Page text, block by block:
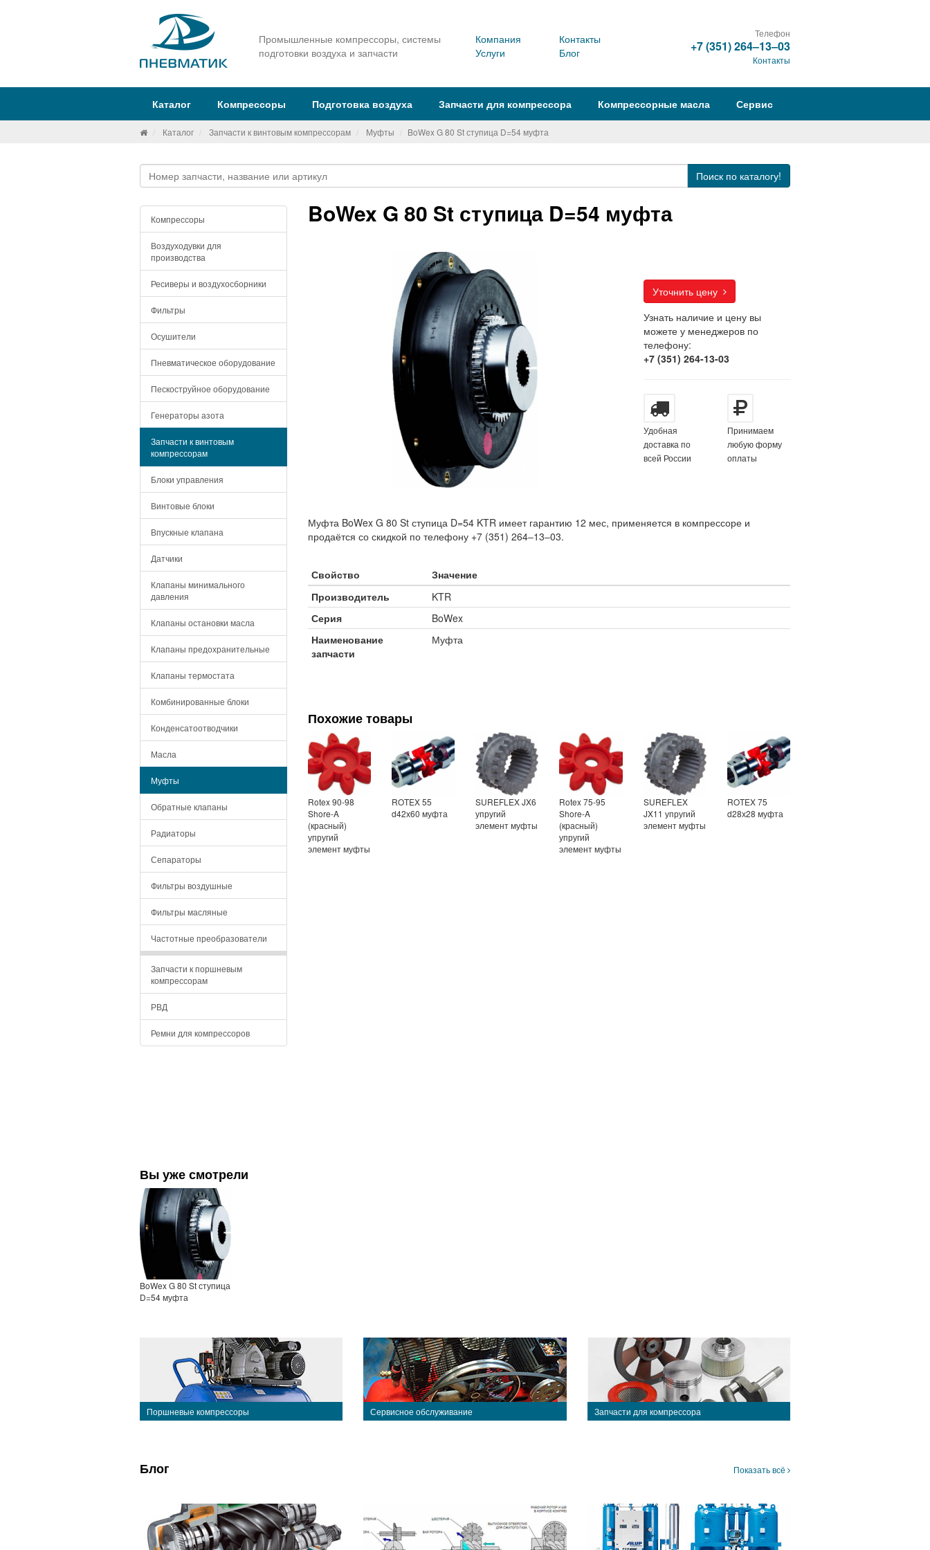
Промышленные компрессоры, системы
подготовки воздуха и запчасти
Компания
Услуги
Контакты
Блог
Телефон
+7 (351) 264‒13‒03
Контакты
Каталог Компрессоры Подготовка воздуха Запчасти для компрессора Компрессорные масла Сервис
Каталог Запчасти к винтовым компрессорам Муфты BoWex G 80 St ступица D=54 муфта
Поиск по каталогу!
Компрессоры
Воздуходувки для
производства
Ресиверы и воздухосборники
Фильтры
Осушители
Пневматическое оборудование
Пескоструйное оборудование
Генераторы азота
Запчасти к винтовым
компрессорам
Блоки управления
Винтовые блоки
Впускные клапана
Датчики
Клапаны минимального
давления
Клапаны остановки масла
Клапаны предохранительные
Клапаны термостата
Комбинированные блоки
Конденсатоотводчики
Масла
Муфты
Обратные клапаны
Радиаторы
Сепараторы
Фильтры воздушные
Фильтры масляные
Частотные преобразователи
Запчасти к поршневым
компрессорам
РВД
Ремни для компрессоров
BoWex G 80 St ступица D=54 муфта
Уточнить цену
Узнать наличие и цену вы
можете у менеджеров по
телефону:
+7 (351) 264-13-03
Удобная
доставка по
всей России
Принимаем
любую форму
оплаты
Муфта BoWex G 80 St ступица D=54 KTR имеет гарантию 12 мес, применяется в компрессоре и
продаётся со скидкой по телефону +7 (351) 264‒13‒03.
Свойство
Значение
Производитель
KTR
Серия
BoWex
Наименование
запчасти
Муфта
Похожие товары
Rotex 90-98
Shore-A
(красный)
упругий
элемент муфты
ROTEX 55
d42х60 муфта
SUREFLEX JX6
упругий
элемент муфты
Rotex 75-95
Shore-A
(красный)
упругий
элемент муфты
SUREFLEX
JX11 упругий
элемент муфты
ROTEX 75
d28х28 муфта
Вы уже смотрели
BoWex G 80 St ступица
D=54 муфта
Поршневые компрессоры Сервисное обслуживание Запчасти для компрессора
Блог Показать всё